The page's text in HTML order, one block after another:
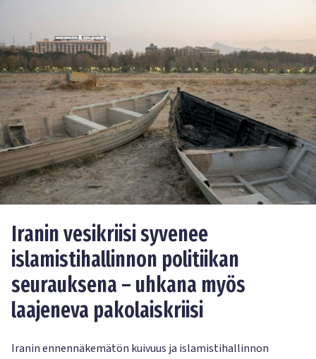
Iranin vesikriisi syvenee
islamistihallinnon politiikan
seurauksena – uhkana myös
laajeneva pakolaiskriisi
Iranin ennennäkemätön kuivuus ja islamistihallinnon